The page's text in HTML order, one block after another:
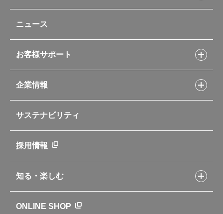
ポット・アイスペール
コーヒーメーカー
ソフトクーラー・バッグ
自転車専用ボトル
アパレル小物
新製品一覧
カタログ
フライパンレシピ
シャトルシェフレシピ
スープジャーレシピ
イージースモーカーレシピ
レシピ本のご紹介
ニュース
お客様サポート
交換用部品の購入方法
部品の種類や販売状況を調べる
よくあるご質問・お問い合わせ
企業情報
企業理念
会社概要
ニュース
世界のサーモス
サーモスの歴史
サステナビリティ
採用情報
知る・楽しむ
クラブサーモス
ONLINE SHOP